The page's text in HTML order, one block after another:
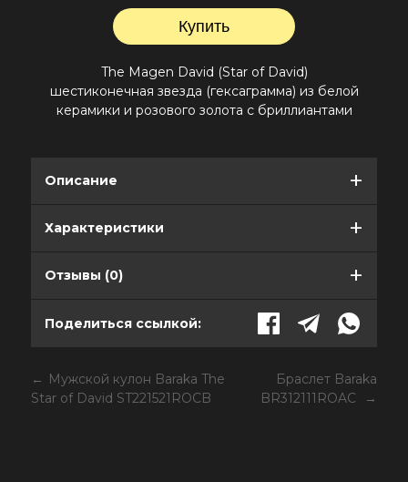
The Magen David (Star of David)
шестиконечная звезда (гексаграмма) из белой
керамики и розового золота с бриллиантами
Описание
Характеристики
Отзывы (0)
Поделиться ссылкой:
Мужской кулон Baraka The
Star of David ST221521ROCB
Браслет Baraka
BR312111ROAC